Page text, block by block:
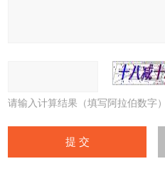
请输入计算结果（填写阿拉伯数字